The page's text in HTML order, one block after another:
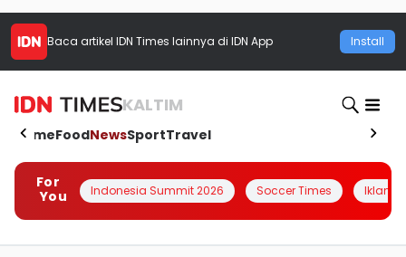
Baca artikel IDN Times lainnya di IDN App Install
KALTIM
HomeFoodNewsSportTravel
For
You
Indonesia Summit 2026 Soccer Times Iklanin